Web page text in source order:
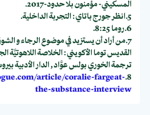
المسكيني- مؤمنون بلا حدود-2017.
5.انظر جورج باتاي : التجربة الداخلية.
6.روما 8:25.
7.من أراد أن يستزيد في موضوع الرجاء و
ترجمة الخوري بولس عوَّاد , الدار الأدبية بيروت
8.
article/coralie-fargeat-
the-substance-interview